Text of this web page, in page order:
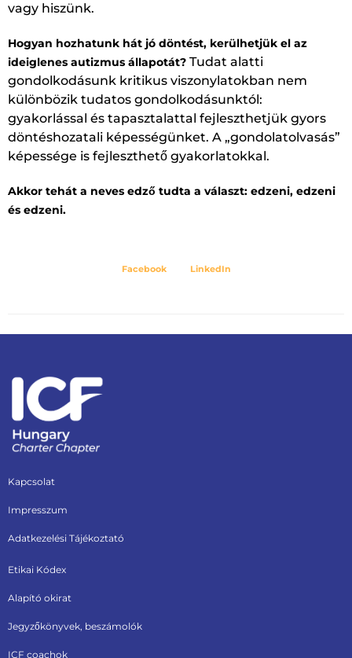
vagy hiszünk.
Hogyan hozhatunk hát jó döntést, kerülhetjük el az
ideiglenes autizmus állapotát? Tudat alatti
gondolkodásunk kritikus viszonylatokban nem
különbözik tudatos gondolkodásunktól:
gyakorlással és tapasztalattal fejleszthetjük gyors
döntéshozatali képességünket. A „gondolatolvasás”
képessége is fejleszthető gyakorlatokkal.
Akkor tehát a neves edző tudta a választ: edzeni, edzeni
és edzeni.
Facebook LinkedIn
Kapcsolat
Impresszum
Adatkezelési Tájékoztató
Etikai Kódex
Alapító okirat
Jegyzőkönyvek, beszámolók
ICF coachok